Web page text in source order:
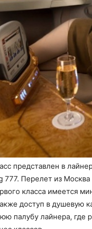
представлен в
777. Перелет из
класса имеется
доступ в душевую
палубу лайнера, где